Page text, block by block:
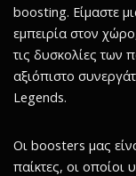
boosting. Είμαστε
εμπειρία στον
τις δυσκολίες των
αξιόπιστο
Legends.
Οι boosters μας
παίκτες, οι οποίοι